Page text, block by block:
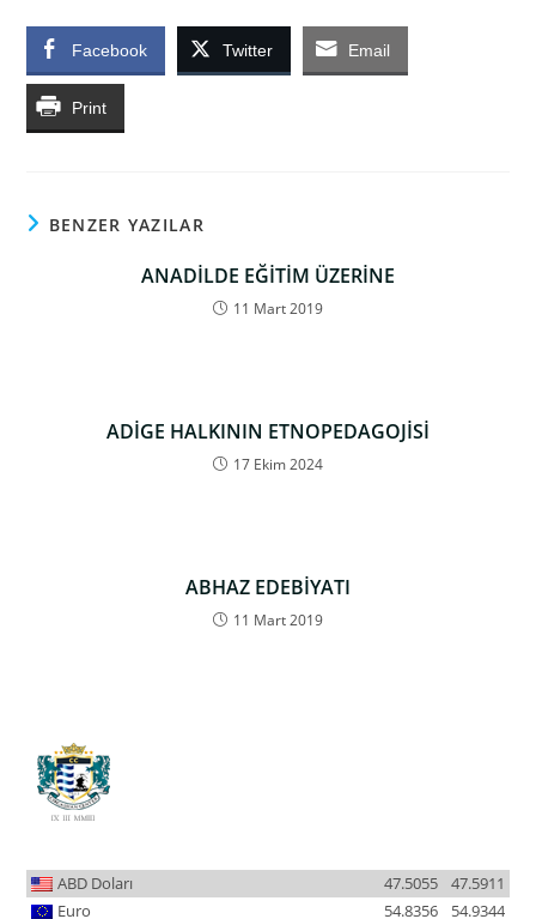
Facebook Twitter Email
Print
BENZER YAZILAR
ANADİLDE EĞİTİM ÜZERİNE
11 Mart 2019
ADİGE HALKININ ETNOPEDAGOJİSİ
17 Ekim 2024
ABHAZ EDEBİYATI
11 Mart 2019
ABD Doları 47.5911
47.5055
Euro
54.9344
54.8356